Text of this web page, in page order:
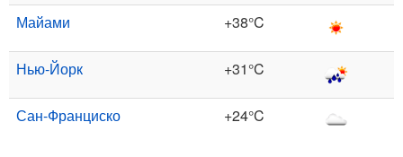
Майами +38°C
Нью-Йорк +31°C
Сан-Франциско +24°C